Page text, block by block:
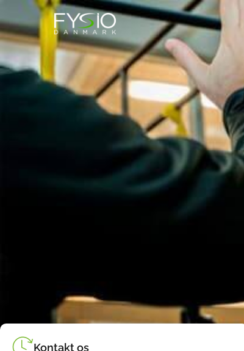
Kontakt os